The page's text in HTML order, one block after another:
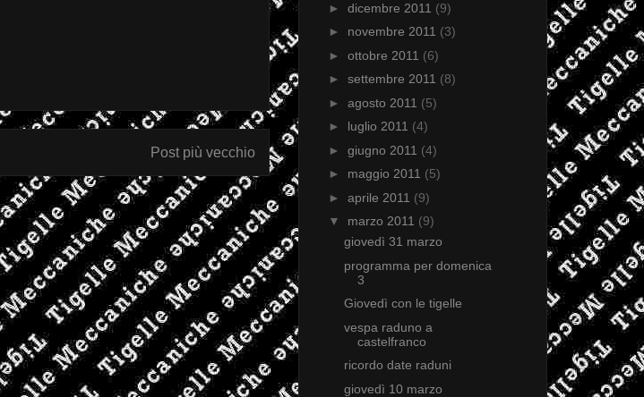
Post più vecchio
► dicembre 2011 (9)
► novembre 2011 (3)
► ottobre 2011 (6)
► settembre 2011 (8)
► agosto 2011 (5)
► luglio 2011 (4)
► giugno 2011 (4)
► maggio 2011 (5)
► aprile 2011 (9)
▼ marzo 2011 (9)
giovedì 31 marzo
programma per domenica
3
Giovedì con le tigelle
vespa raduno a
castelfranco
ricordo date raduni
giovedì 10 marzo